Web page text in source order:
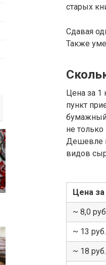
старых
Сдавая
Также
Цена за 1
пункт
не
Дешевле
видов
Цена за
~ 8,0
~ 13 руб.
~ 18 руб.